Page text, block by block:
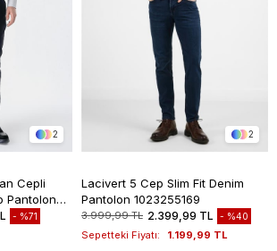
2
Cepli
Pantolon
%71
2
Lacivert 5 Cep Slim Fit Denim
Pantolon 1023255169
3.999,99 TL 2.399,99 TL %40
Sepetteki Fiyatı: 1.199,99 TL